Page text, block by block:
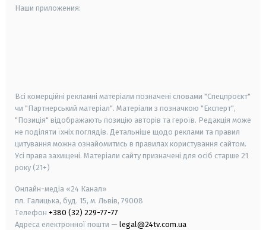
Наши приложения:
Всі комерційні рекламні матеріали позначені словами "Спецпроєкт"
чи "Партнерський матеріал". Матеріали з позначкою "Експерт",
"Позиція" відображають позицію авторів та героїв. Редакція може
не поділяти їхніх поглядів. Детальніше щодо реклами та правил
цитування можна ознайомитись в правилах користування сайтом.
Усі права захищені. Матеріали сайту призначені для осіб старше 21
року (21+)
Онлайн-медіа «24 Канал»
пл. Галицька, буд. 15, м. Львів, 79008
Телефон +380 (32) 229-77-77
Адреса електронної пошти — legal@24tv.com.ua